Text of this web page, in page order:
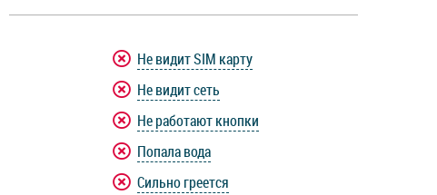
Не видит SIM карту
Не видит сеть
Не работают кнопки
Попала вода
Сильно греется